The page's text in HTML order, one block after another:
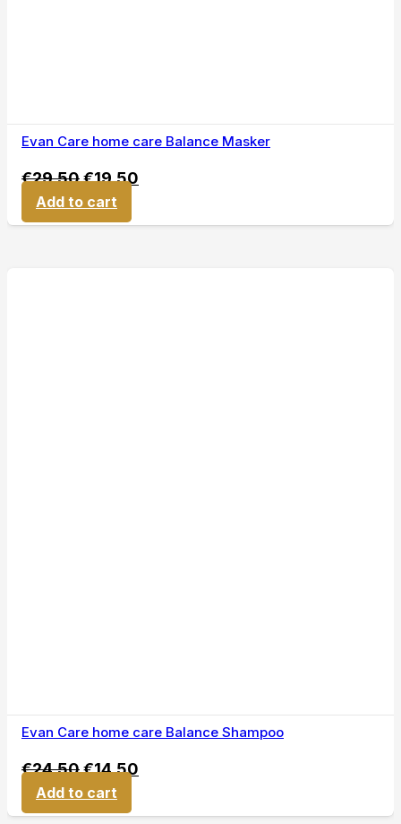
Evan Care home care Balance Masker
€29,50€19,50
Add to cart
Evan Care home care Balance Shampoo
€24,50€14,50
Add to cart